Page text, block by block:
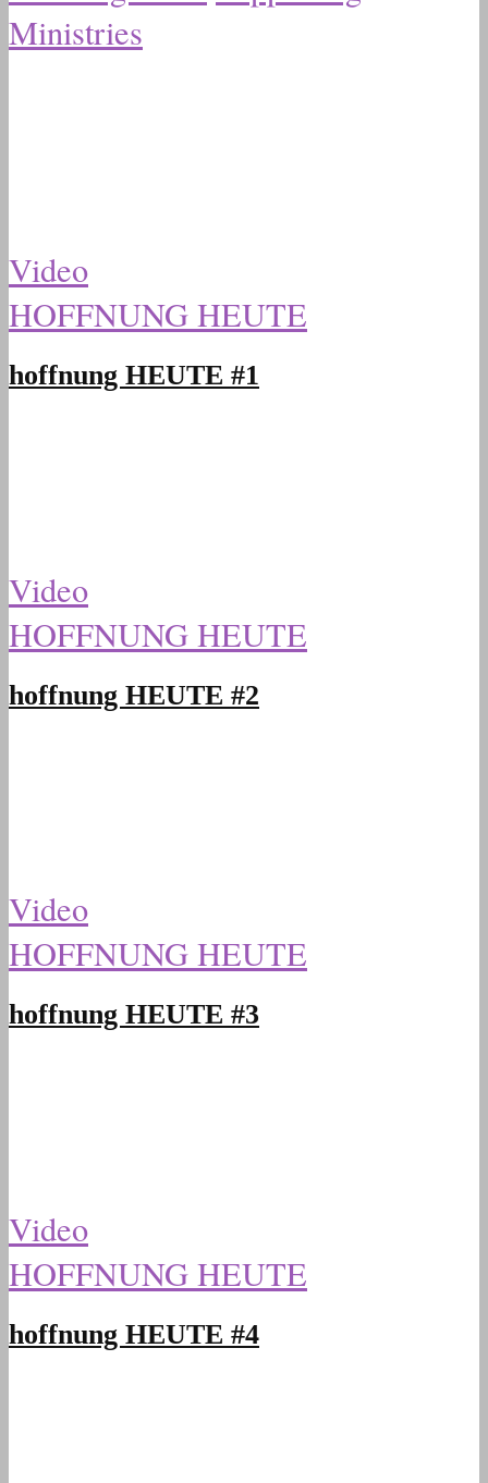
Ministries
Video
HOFFNUNG HEUTE
hoffnung HEUTE #1
Video
HOFFNUNG HEUTE
hoffnung HEUTE #2
Video
HOFFNUNG HEUTE
hoffnung HEUTE #3
Video
HOFFNUNG HEUTE
hoffnung HEUTE #4